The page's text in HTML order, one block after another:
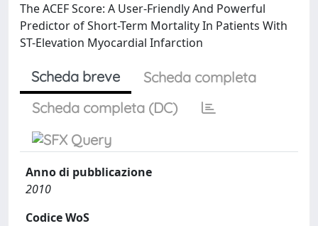
The ACEF Score: A User-Friendly And Powerful
Predictor of Short-Term Mortality In Patients With
ST-Elevation Myocardial Infarction
Scheda breve
Scheda completa
Scheda completa (DC)
Anno di pubblicazione
2010
Codice WoS